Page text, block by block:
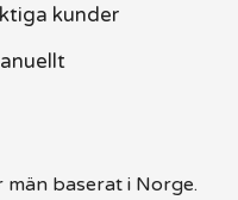
kunder
baserat i Norge.